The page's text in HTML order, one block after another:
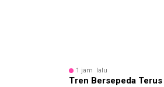
1 jam lalu
Tren Bersepeda Terus